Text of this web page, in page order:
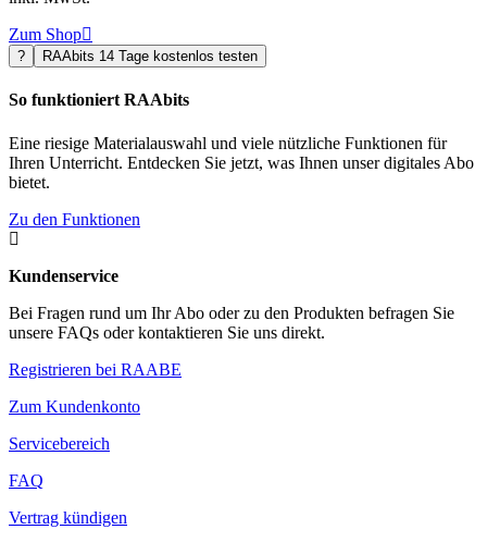
Zum Shop
? RAAbits 14 Tage kostenlos testen
So funktioniert RAAbits
Eine riesige Materialauswahl und viele nützliche Funktionen für
Ihren Unterricht. Entdecken Sie jetzt, was Ihnen unser digitales Abo
bietet.
Zu den Funktionen

Kundenservice
Bei Fragen rund um Ihr Abo oder zu den Produkten befragen Sie
unsere FAQs oder kontaktieren Sie uns direkt.
Registrieren bei RAABE
Zum Kundenkonto
Servicebereich
FAQ
Vertrag kündigen